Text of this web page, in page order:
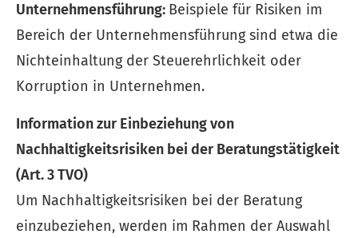
Unternehmensführung: Beispiele für Risiken im
Bereich der Unternehmensführung sind etwa die
Nichteinhaltung der Steuerehrlichkeit oder
Korruption in Unternehmen.
Information zur Einbeziehung von
Nachhaltigkeitsrisiken bei der Beratungstätigkeit
(Art. 3 TVO)
Um Nachhaltigkeitsrisiken bei der Beratung
einzubeziehen, werden im Rahmen der Auswahl